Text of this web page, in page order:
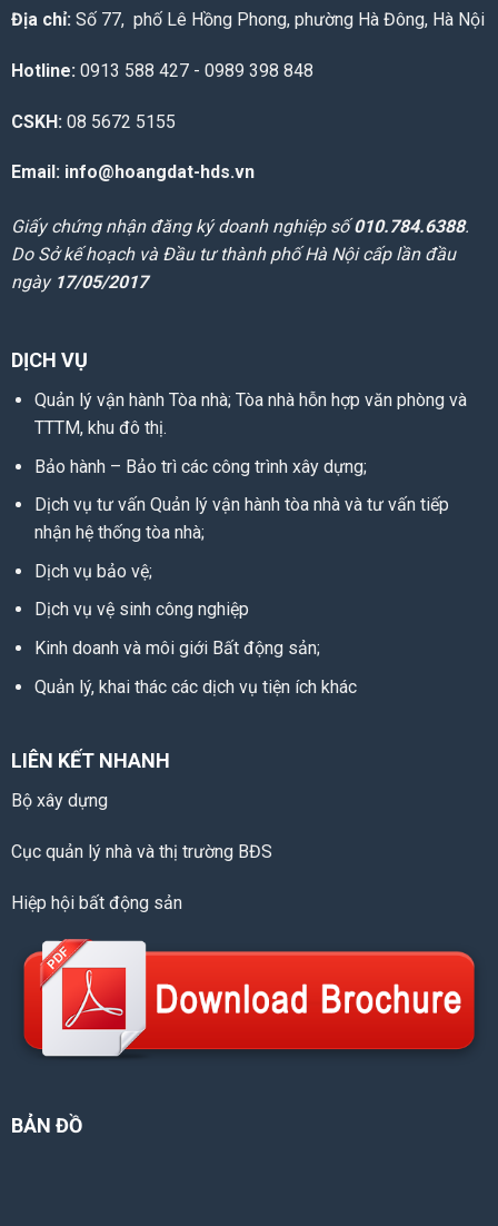
Địa chỉ: Số 77, phố Lê Hồng Phong, phường Hà Đông, Hà Nội
Hotline: 0913 588 427 - 0989 398 848
CSKH: 08 5672 5155
Email: info@hoangdat-hds.vn
Giấy chứng nhận đăng ký doanh nghiệp số010.784.6388.
Do Sở kế hoạch và Đầu tư thành phố Hà Nội cấp lần đầu
ngày 17/05/2017
DỊCH VỤ
Quản lý vận hành Tòa nhà; Tòa nhà hỗn hợp văn phòng và
TTTM, khu đô thị.
Bảo hành – Bảo trì các công trình xây dựng;
Dịch vụ tư vấn Quản lý vận hành tòa nhà và tư vấn tiếp
nhận hệ thống tòa nhà;
Dịch vụ bảo vệ;
Dịch vụ vệ sinh công nghiệp
Kinh doanh và môi giới Bất động sản;
Quản lý, khai thác các dịch vụ tiện ích khác
LIÊN KẾT NHANH
Bộ xây dựng
Cục quản lý nhà và thị trường BĐS
Hiệp hội bất động sản
BẢN ĐỒ